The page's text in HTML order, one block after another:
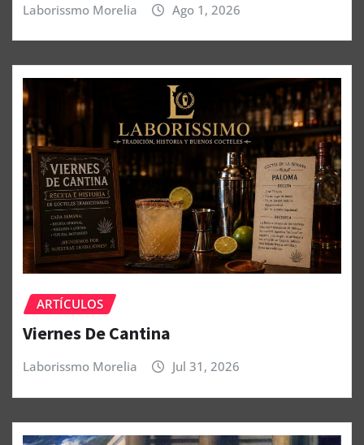
Laborissmo Morelia Ago 1, 2026
ARTÍCULOS
Viernes De Cantina
Laborissmo Morelia Jul 31, 2026